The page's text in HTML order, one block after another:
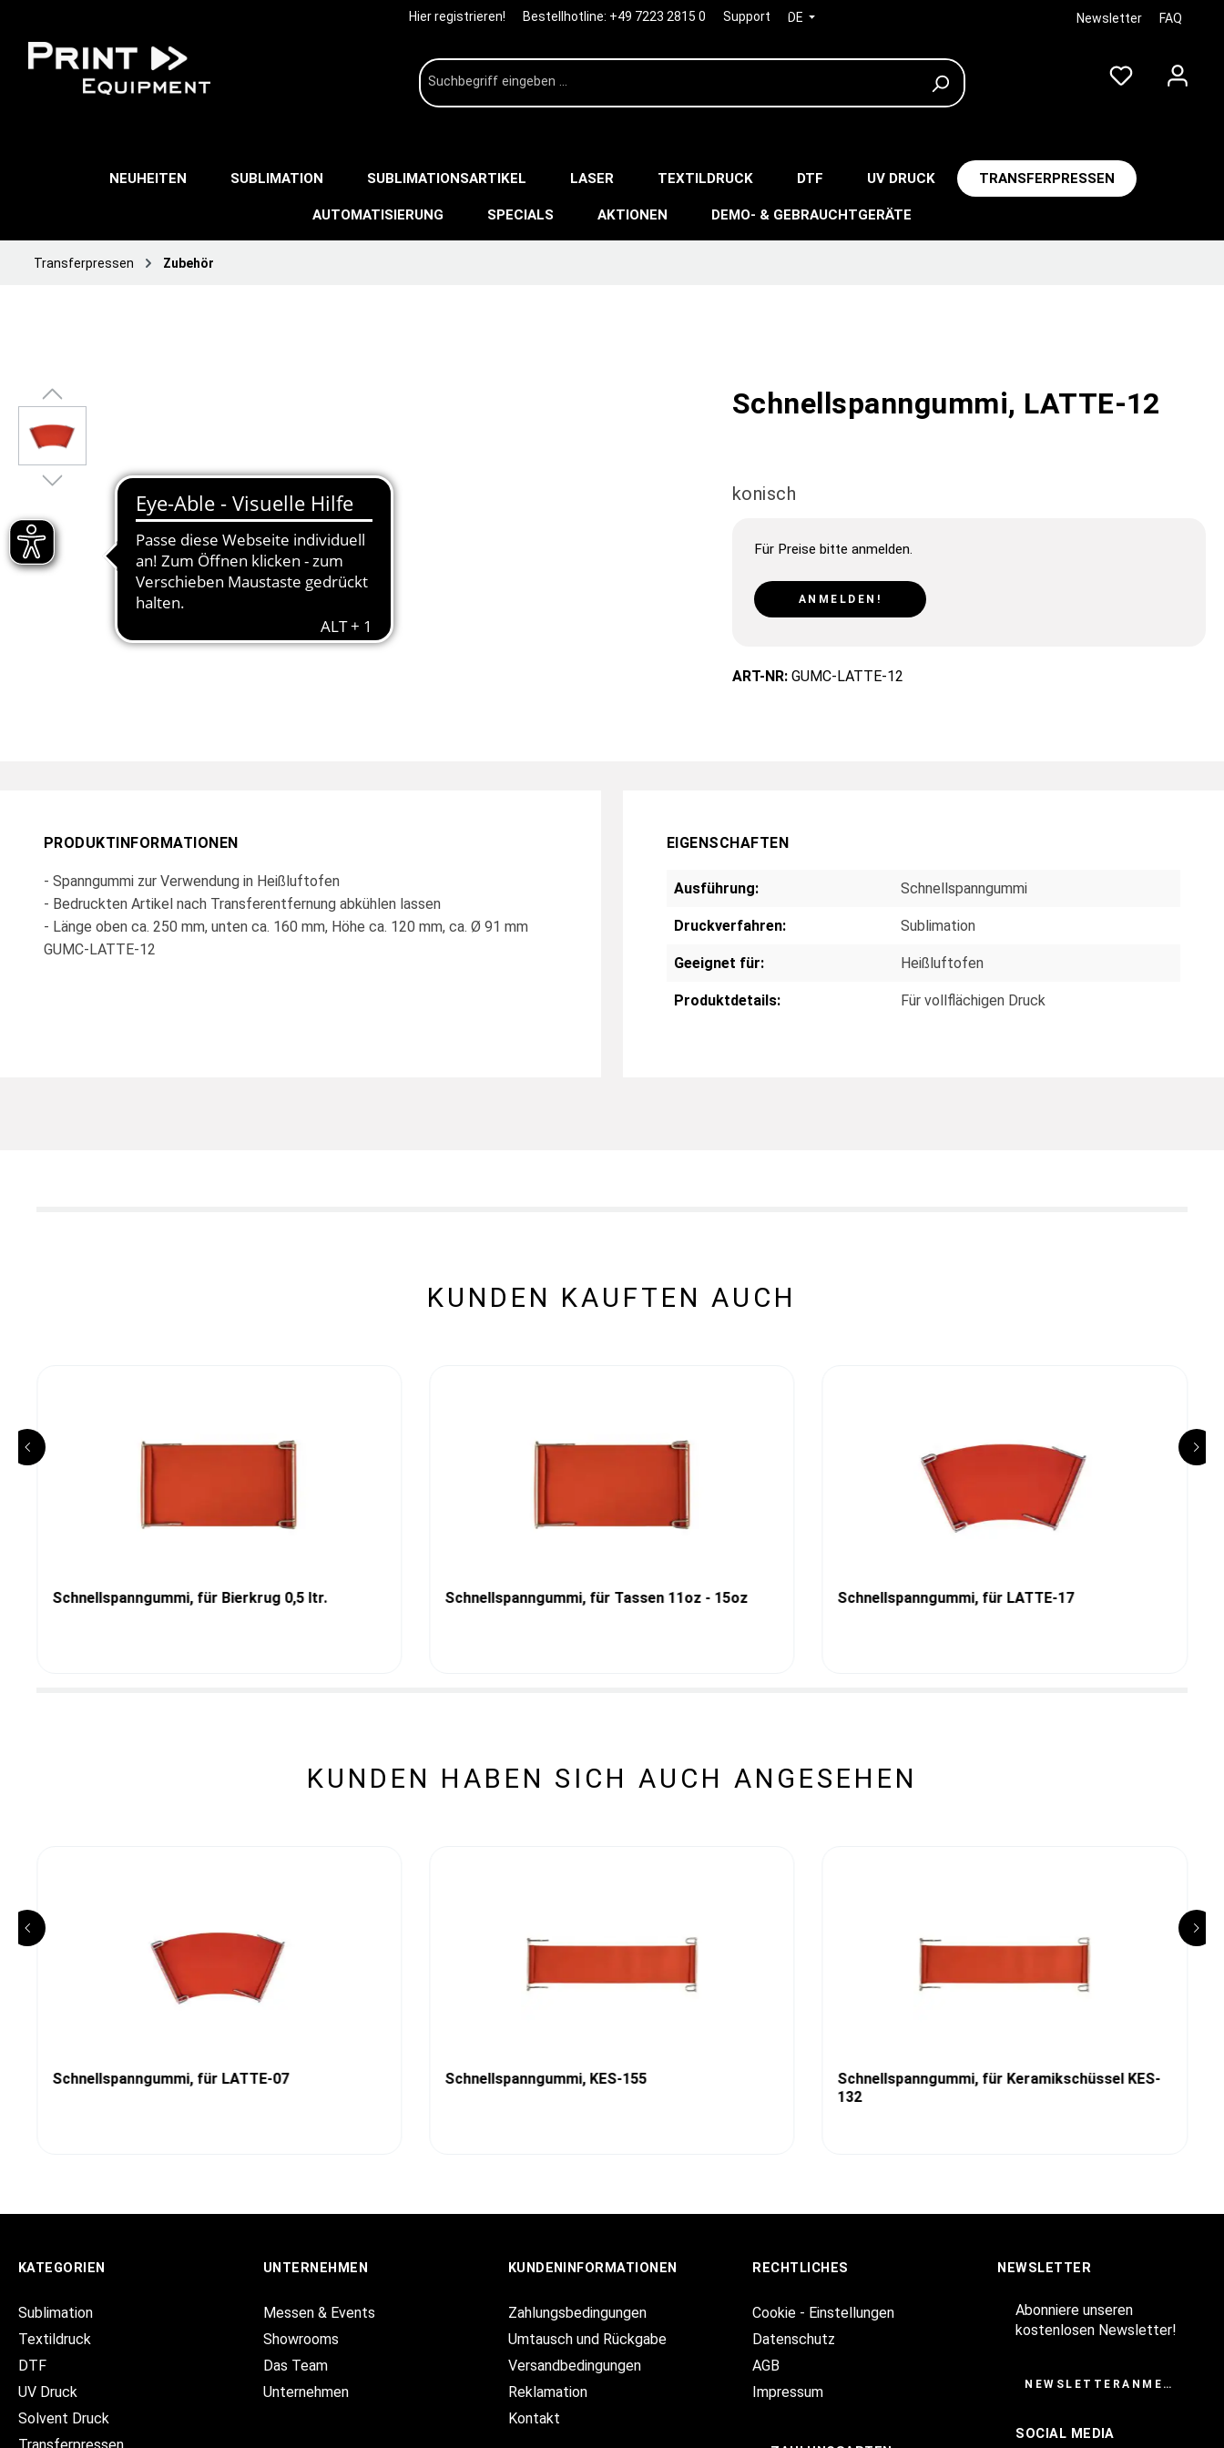
Hier registrieren! Bestellhotline: +49 7223 2815 0 Support DE Newsletter FAQ
NEUHEITEN SUBLIMATION SUBLIMATIONSARTIKEL LASER TEXTILDRUCK DTF UV DRUCK TRANSFERPRESSEN
AUTOMATISIERUNG SPECIALS AKTIONEN DEMO- & GEBRAUCHTGERÄTE
Transferpressen Zubehör
Schnellspanngummi, LATTE-12
konisch
Für Preise bitte anmelden.
ANMELDEN!
ART-NR: GUMC-LATTE-12
PRODUKTINFORMATIONEN
- Spanngummi zur Verwendung in Heißluftofen
- Bedruckten Artikel nach Transferentfernung abkühlen lassen
- Länge oben ca. 250 mm, unten ca. 160 mm, Höhe ca. 120 mm, ca. Ø 91 mm
GUMC-LATTE-12
EIGENSCHAFTEN
Ausführung: Schnellspanngummi
Druckverfahren: Sublimation
Geeignet für: Heißluftofen
Produktdetails: Für vollflächigen Druck
KUNDEN KAUFTEN AUCH
Schnellspanngummi, für Bierkrug 0,5 ltr. Schnellspanngummi, für Tassen 11oz - 15oz Schnellspanngummi, für LATTE-17
KUNDEN HABEN SICH AUCH ANGESEHEN
Schnellspanngummi, für LATTE-07 Schnellspanngummi, KES-155
Schnellspanngummi, für Keramikschüssel KES-
132
KATEGORIEN
Sublimation
Textildruck
DTF
UV Druck
Solvent Druck
UNTERNEHMEN
Messen & Events
Showrooms
Das Team
Unternehmen
KUNDENINFORMATIONEN
Zahlungsbedingungen
Umtausch und Rückgabe
Versandbedingungen
Reklamation
Kontakt
RECHTLICHES
Cookie - Einstellungen
Datenschutz
AGB
Impressum
NEWSLETTER
Abonniere unseren
kostenlosen Newsletter!
NEWSLETTERANMELDUNG
SOCIAL MEDIA